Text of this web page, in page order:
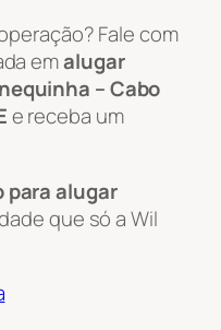
Fale com
emalugar
– Cabo
e receba um
para alugar
que só a Wil